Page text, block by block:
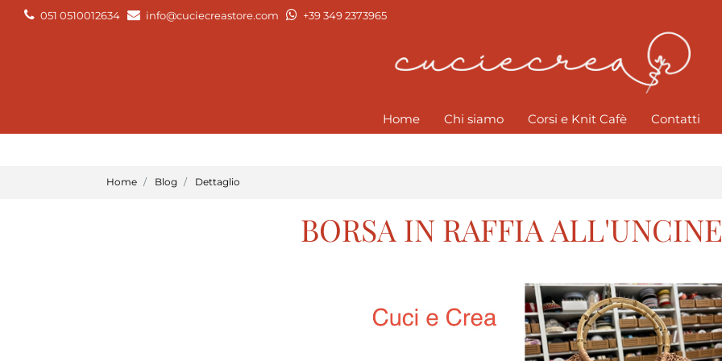
051 0510012634 info@cuciecreastore.com +39 349 2373965
Home Chi siamo Corsi e Knit Cafè Contatti
Home Blog Dettaglio
BORSA IN RAFFIA